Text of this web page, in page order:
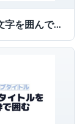
角丸枠で文字を囲んでグラデーションにした文字ロゴ